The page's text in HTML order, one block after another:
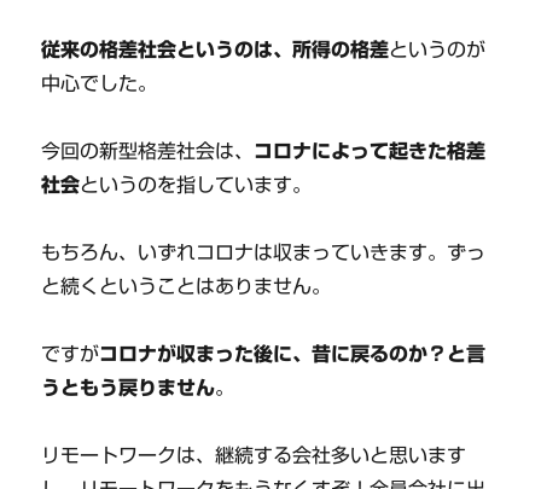
従来の格差社会というのは、所得の格差というのが
中心でした。
今回の新型格差社会は、 コロナによって起きた格差
社会というのを指しています。
もちろん、いずれコロナは収まっていきます。ずっ
と続くということはありません。
ですがコロナが収まった後に、昔に戻るのか？と言
うともう戻りません。
リモートワークは、継続する会社多いと思います